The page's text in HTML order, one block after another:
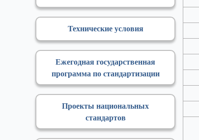
Технические условия
Ежегодная государственная
программа по стандартизации
Проекты национальных
стандартов